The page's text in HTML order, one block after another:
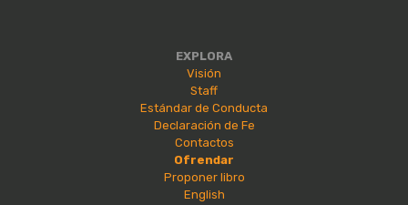
EXPLORA
Visión
Staff
Estándar de Conducta
Declaración de Fe
Contactos
Ofrendar
Proponer libro
English